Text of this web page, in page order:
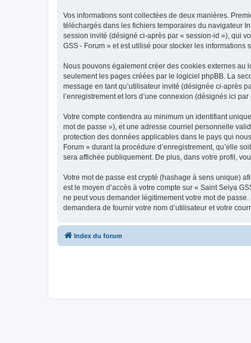
Vos informations sont collectées de deux manières.
téléchargés dans les fichiers temporaires du navigateur
session invité (désigné ci-après par « session-id »), qui
GSS - Forum » et est utilisé pour stocker les
Nous pouvons également créer des cookies externes au
seulement les pages créées par le logiciel phpBB. La
message en tant qu’utilisateur invité (désignée ci-après
l’enregistrement et lors d’une connexion (désignés ici par
Votre compte contiendra au minimum un identifiant
mot de passe »), et une adresse courriel personnelle
protection des données applicables dans le pays qui
Forum » durant la procédure d’enregistrement, qu’elle
sera affichée publiquement. De plus, dans votre profil,
Votre mot de passe est crypté (hashage à sens unique)
est le moyen d’accès à votre compte sur « Saint Seiya
ne peut vous demander légitimement votre mot de
demandera de fournir votre nom d’utilisateur et votre
Index du forum